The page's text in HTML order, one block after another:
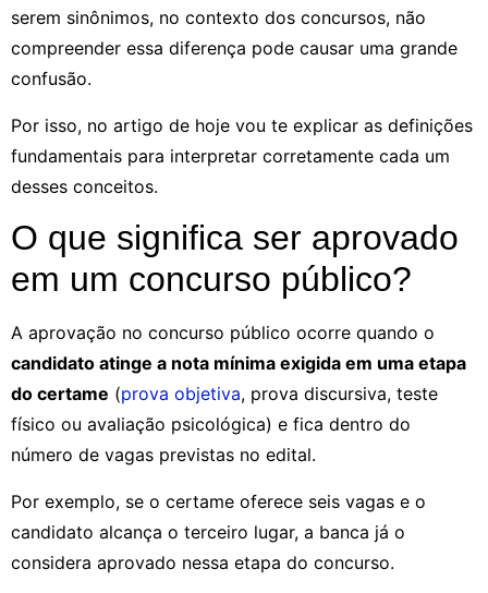
serem sinônimos, no contexto dos concursos, não
compreender essa diferença pode causar uma grande
confusão.
Por isso, no artigo de hoje vou te explicar as definições
fundamentais para interpretar corretamente cada um
desses conceitos.
O que significa ser aprovado
em um concurso público?
A aprovação no concurso público ocorre quando o
candidato atinge a nota mínima exigida em uma etapa
do certame (prova objetiva, prova discursiva, teste
físico ou avaliação psicológica) e fica dentro do
número de vagas previstas no edital.
Por exemplo, se o certame oferece seis vagas e o
candidato alcança o terceiro lugar, a banca já o
considera aprovado nessa etapa do concurso.